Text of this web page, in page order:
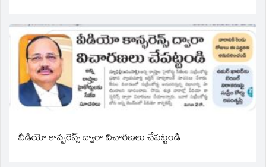
వీడియో కాన్ఫరెన్స్ ద్వారా విచారణలు చేపట్టండి